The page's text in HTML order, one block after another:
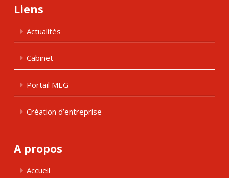
Liens
Actualités
Cabinet
Portail MEG
Création d’entreprise
A propos
Accueil